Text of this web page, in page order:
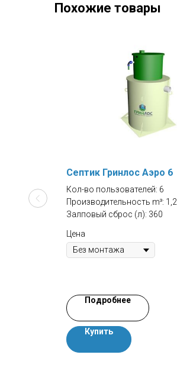
Похожие товары
Септик Гринлос Аэро 6
Кол-во пользователей: 6
Производительность m³: 1,2
Залповый сброс (л): 360
Цена
Подробнее
Купить